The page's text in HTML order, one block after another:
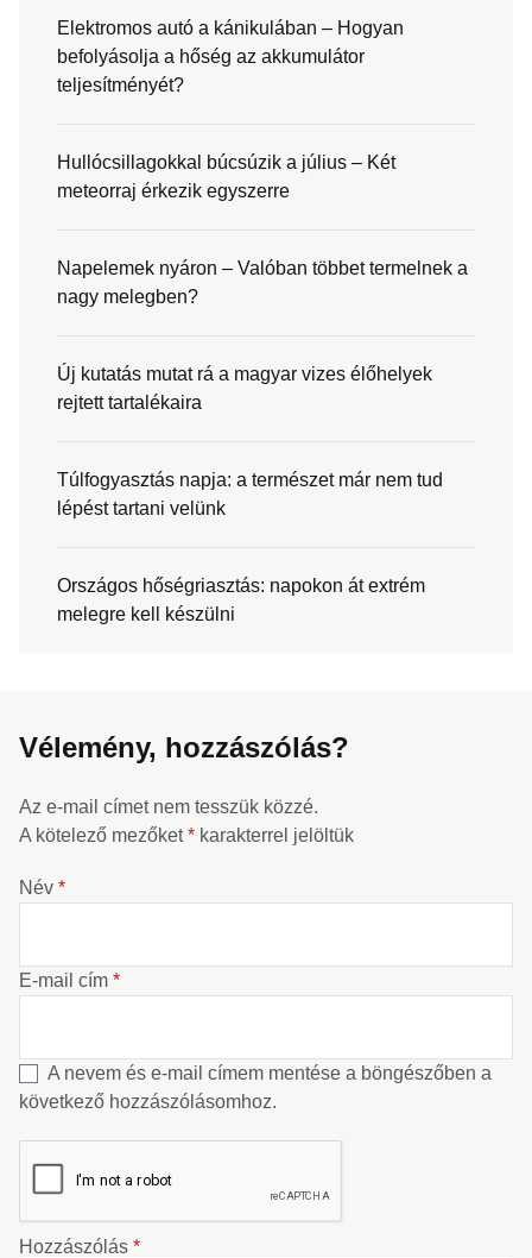
Elektromos autó a kánikulában – Hogyan
befolyásolja a hőség az akkumulátor
teljesítményét?
Hullócsillagokkal búcsúzik a július – Két
meteorraj érkezik egyszerre
Napelemek nyáron – Valóban többet termelnek a
nagy melegben?
Új kutatás mutat rá a magyar vizes élőhelyek
rejtett tartalékaira
Túlfogyasztás napja: a természet már nem tud
lépést tartani velünk
Országos hőségriasztás: napokon át extrém
melegre kell készülni
Vélemény, hozzászólás?
Az e-mail címet nem tesszük közzé.
A kötelező mezőket* karakterrel jelöltük
Név *
E-mail cím *
A nevem és e-mail címem mentése a böngészőben a
következő hozzászólásomhoz.
Hozzászólás *